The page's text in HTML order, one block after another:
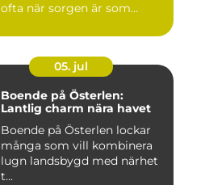
ofta när sorgen är som
05. jul
Boende på Österlen:
Lantlig charm nära havet
Boende på Österlen lockar
många som vill kombinera
lugn landsbygd med närhet
t...